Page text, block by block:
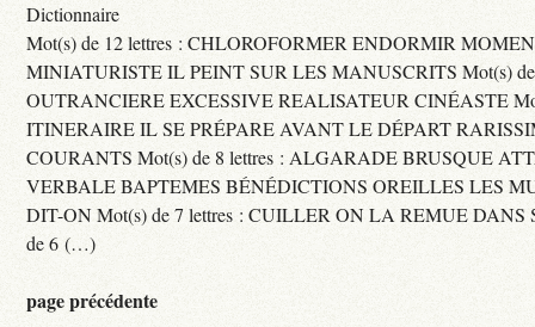
Dictionnaire
Mot(s) de 12 lettres : CHLOROFORMER ENDORMIR
MINIATURISTE IL PEINT SUR LES MANUSCRITS Mot(s) de
OUTRANCIERE EXCESSIVE REALISATEUR CINÉASTE
ITINERAIRE IL SE PRÉPARE AVANT LE DÉPART
COURANTS Mot(s) de 8 lettres : ALGARADE BRUSQUE
VERBALE BAPTEMES BÉNÉDICTIONS OREILLES LES
DIT-ON Mot(s) de 7 lettres : CUILLER ON LA REMUE DANS
de 6 (…)
page précédente